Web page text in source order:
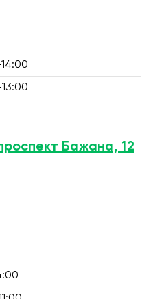
Бажана, 12